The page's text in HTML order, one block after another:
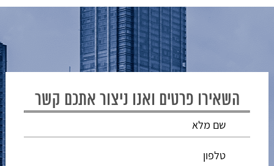
השאירו פרטים ואנו ניצור אתכם קשר